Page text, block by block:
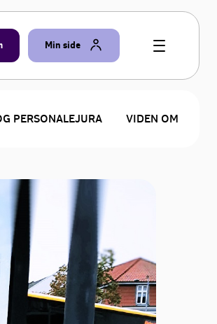
Min side
PERSONALEJURA VIDEN OM